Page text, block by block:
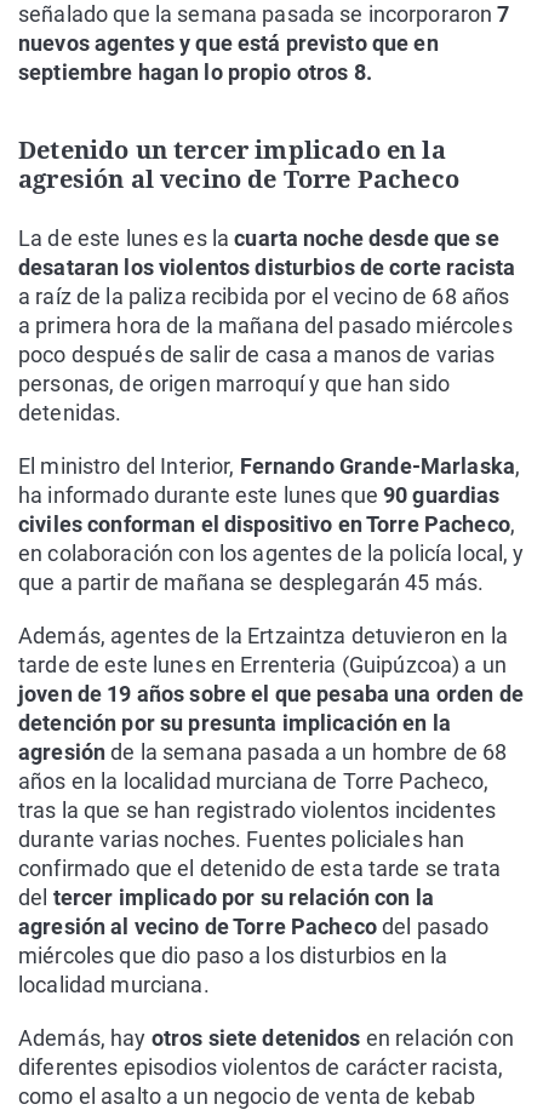
señalado que la semana pasada se incorporaron 7
nuevos agentes y que está previsto que en
septiembre hagan lo propio otros 8.
Detenido un tercer implicado en la
agresión al vecino de Torre Pacheco
La de este lunes es lacuarta noche desde que se
desataran los violentos disturbios de corte racista
a raíz de la paliza recibida por el vecino de 68 años
a primera hora de la mañana del pasado miércoles
poco después de salir de casa a manos de varias
personas, de origen marroquí y que han sido
detenidas.
El ministro del Interior, Fernando Grande-Marlaska,
ha informado durante este lunes que90 guardias
civiles conforman el dispositivo en Torre Pacheco,
en colaboración con los agentes de la policía local, y
que a partir de mañana se desplegarán 45 más.
Además, agentes de la Ertzaintza detuvieron en la
tarde de este lunes en Errenteria (Guipúzcoa) a un
joven de 19 años sobre el que pesaba una orden de
detención por su presunta implicación en la
agresiónde la semana pasada a un hombre de 68
años en la localidad murciana de Torre Pacheco,
tras la que se han registrado violentos incidentes
durante varias noches. Fuentes policiales han
confirmado que el detenido de esta tarde se trata
del tercer implicado por su relación con la
agresión al vecino de Torre Pachecodel pasado
miércoles que dio paso a los disturbios en la
localidad murciana.
Además, hay otros siete detenidos en relación con
diferentes episodios violentos de carácter racista,
como el asalto a un negocio de venta de kebab